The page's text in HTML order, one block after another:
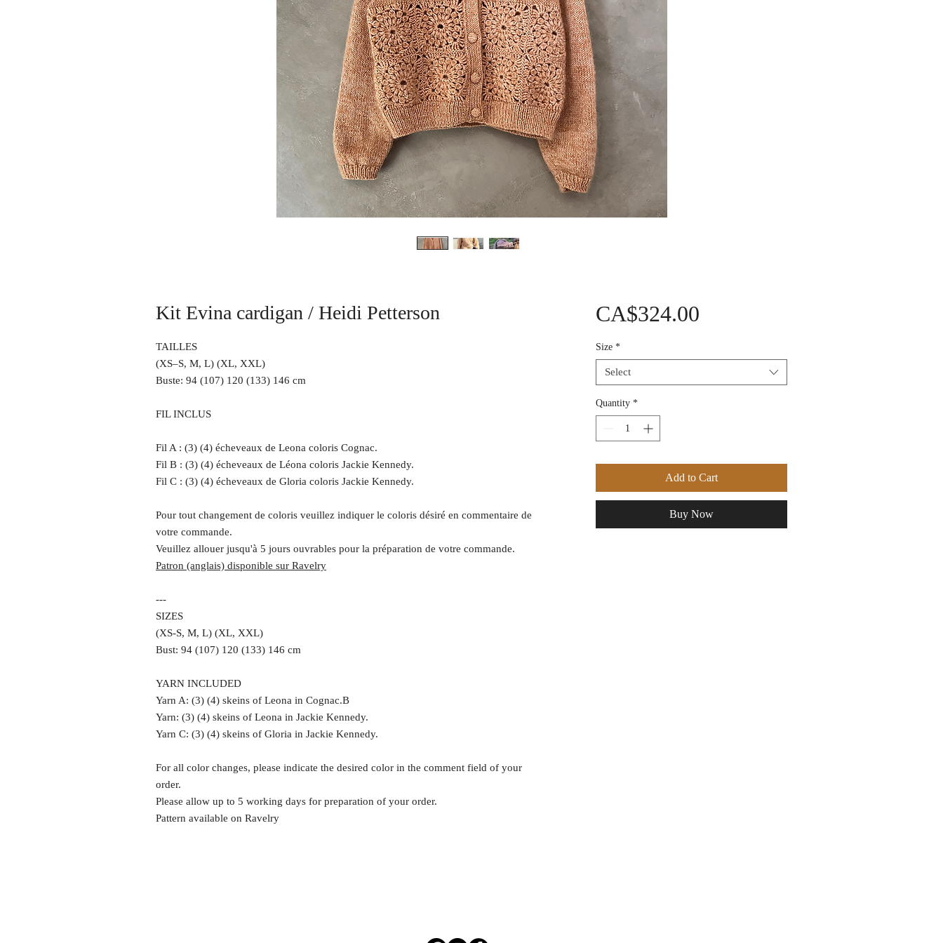
Kit Evina cardigan / Heidi Petterson
TAILLES
(XS–S, M, L) (XL, XXL)
Buste: 94 (107) 120 (133) 146 cm
FIL INCLUS
Fil A : (3) (4) écheveaux de Leona coloris Cognac.
Fil B : (3) (4) écheveaux de Léona coloris Jackie Kennedy.
Fil C : (3) (4) écheveaux de Gloria coloris Jackie Kennedy.
Pour tout changement de coloris veuillez indiquer le coloris désiré en commentaire de
votre commande.
Veuillez allouer jusqu'à 5 jours ouvrables pour la préparation de votre commande.
Patron (anglais) disponible sur Ravelry
---
SIZES
(XS-S, M, L) (XL, XXL)
Bust: 94 (107) 120 (133) 146 cm
YARN INCLUDED
Yarn A: (3) (4) skeins of Leona in Cognac.B
Yarn: (3) (4) skeins of Leona in Jackie Kennedy.
Yarn C: (3) (4) skeins of Gloria in Jackie Kennedy.
For all color changes, please indicate the desired color in the comment field of your
order.
Please allow up to 5 working days for preparation of your order.
Pattern available on Ravelry
CA$324.00Price
Size *
Select
Quantity *
Add to Cart
Buy Now